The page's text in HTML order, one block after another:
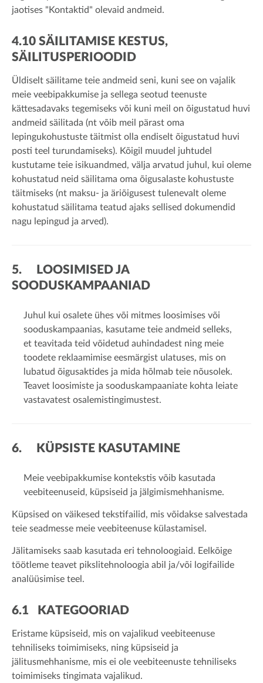
jaotises "Kontaktid" olevaid andmeid.
4.10 SÄILITAMISE KESTUS,
SÄILITUSPERIOODID
Üldiselt säilitame teie andmeid seni, kuni see on vajalik
meie veebipakkumise ja sellega seotud teenuste
kättesadavaks tegemiseks või kuni meil on õigustatud huvi
andmeid säilitada (nt võib meil pärast oma
lepingukohustuste täitmist olla endiselt õigustatud huvi
posti teel turundamiseks). Kõigil muudel juhtudel
kustutame teie isikuandmed, välja arvatud juhul, kui oleme
kohustatud neid säilitama oma õigusalaste kohustuste
täitmiseks (nt maksu- ja äriõigusest tulenevalt oleme
kohustatud säilitama teatud ajaks sellised dokumendid
nagu lepingud ja arved).
5. LOOSIMISED JA
SOODUSKAMPAANIAD
Juhul kui osalete ühes või mitmes loosimises või
sooduskampaanias, kasutame teie andmeid selleks,
et teavitada teid võidetud auhindadest ning meie
toodete reklaamimise eesmärgist ulatuses, mis on
lubatud õigusaktides ja mida hõlmab teie nõusolek.
Teavet loosimiste ja sooduskampaaniate kohta leiate
vastavatest osalemistingimustest.
6. KÜPSISTE KASUTAMINE
Meie veebipakkumise kontekstis võib kasutada
veebiteenuseid, küpsiseid ja jälgimismehhanisme.
Küpsised on väikesed tekstifailid, mis võidakse salvestada
teie seadmesse meie veebiteenuse külastamisel.
Jälitamiseks saab kasutada eri tehnoloogiaid. Eelkõige
töötleme teavet pikslitehnoloogia abil ja/või logifailide
analüüsimise teel.
6.1 KATEGOORIAD
Eristame küpsiseid, mis on vajalikud veebiteenuse
tehniliseks toimimiseks, ning küpsiseid ja
jälitusmehhanisme, mis ei ole veebiteenuste tehniliseks
toimimiseks tingimata vajalikud.